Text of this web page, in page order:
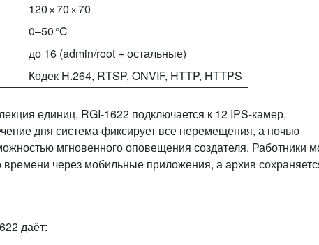
120 × 70 × 70
0–50 °C
до 16 (admin/root + остальные)
Кодек H.264, RTSP, ONVIF, HTTP, HTTPS
единиц, RGI‑1622 подключается к 12 IPS‑камер,
дня система фиксирует все перемещения, а ночью
мгновенного оповещения создателя. Работники
через мобильные приложения, а архив
даёт: